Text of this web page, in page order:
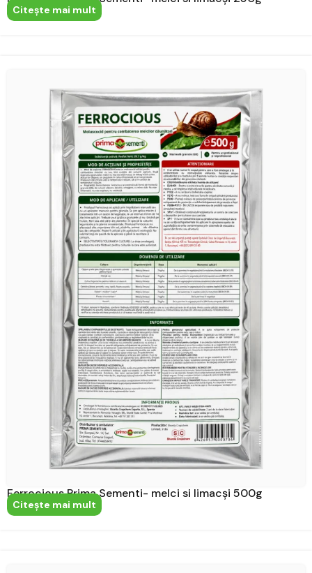
Citeşte mai mult
Ferrocious Prima Sementi- melci si limacși 500g
Citeşte mai mult